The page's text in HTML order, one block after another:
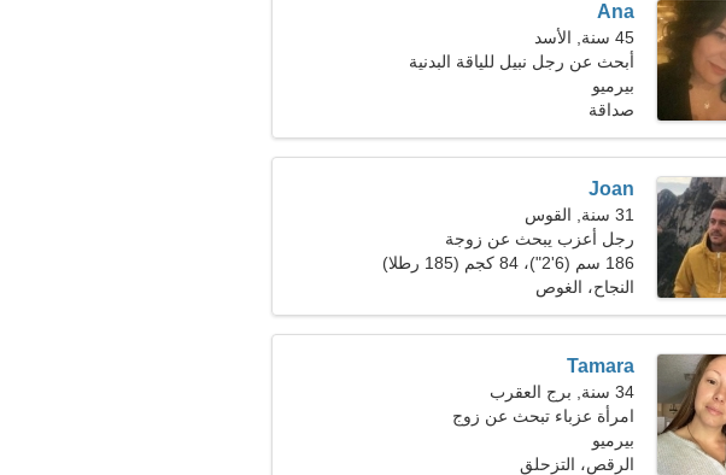
Ana
45 سنة, الأسد
أبحث عن رجل نبيل للياقة البدنية
بيرميو
صداقة
Joan
31 سنة, القوس
رجل أعزب يبحث عن زوجة
186 سم (6'2")، 84 كجم (185 رطلا)
النجاح، الغوص
Tamara
34 سنة, برج العقرب
امرأة عزباء تبحث عن زوج
بيرميو
الرقص، التزحلق